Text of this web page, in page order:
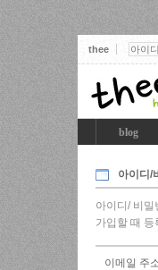
thee
blog
아이디/
아이디/ 비
가입할 때
이메일 주